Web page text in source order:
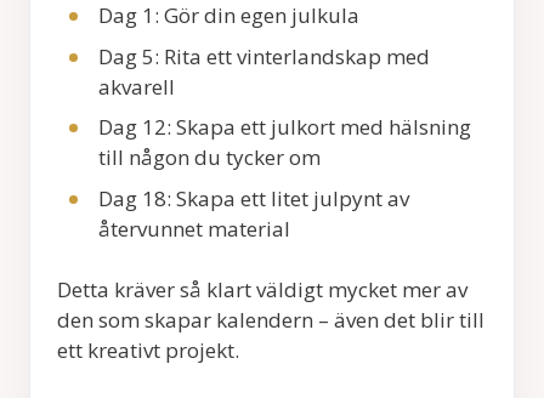
Dag 1: Gör din egen julkula
Dag 5: Rita ett vinterlandskap med
akvarell
Dag 12: Skapa ett julkort med hälsning
till någon du tycker om
Dag 18: Skapa ett litet julpynt av
återvunnet material
Detta kräver så klart väldigt mycket mer av
den som skapar kalendern – även det blir till
ett kreativt projekt.